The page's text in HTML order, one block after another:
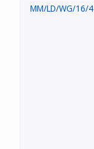
MM/LD/WG/16/4